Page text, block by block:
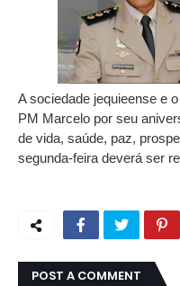
A sociedade jequieense e
PM Marcelo por seu
de vida, saúde, paz,
segunda-feira deverá ser
POST A COMMENT